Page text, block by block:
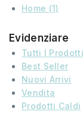
Home (1)
Evidenziare
Tutti I Prodotti
Best Seller
Nuovi Arrivi
Vendita
Prodotti Caldi